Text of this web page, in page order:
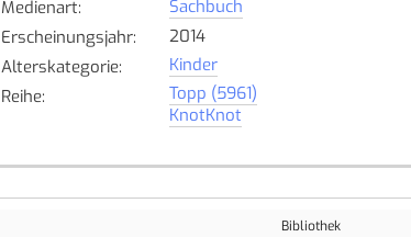
Medienart:
Sachbuch
Erscheinungsjahr:
2014
Alterskategorie:
Kinder
Reihe:
Topp (5961)
KnotKnot
Bibliothek